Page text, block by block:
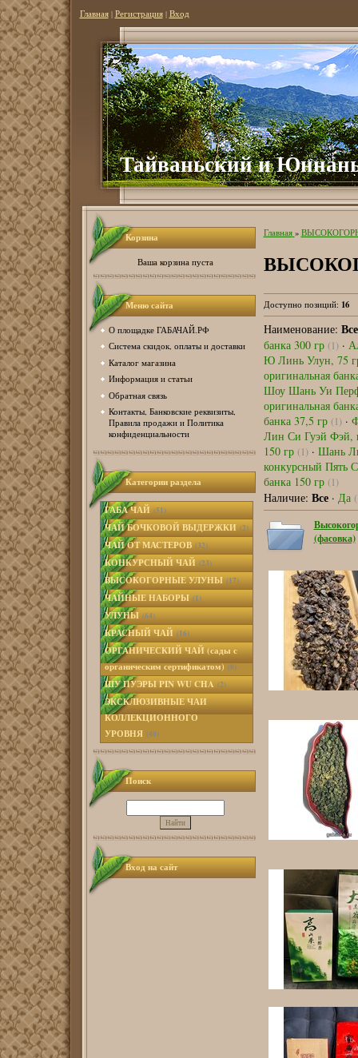
Главная| Регистрация| Вход
Тайваньский и
Корзина
Ваша корзина пуста
Меню сайта
О площадке ГАБАЧАЙ.РФ
Система скидок, оплаты и доставки
Каталог магазина
Информация и статьи
Обратная связь
Контакты, Банковские реквизиты,
Правила продажи и Политика
конфиденциальности
Категории раздела
ГАБА ЧАЙ(51)
ЧАЙ БОЧКОВОЙ ВЫДЕРЖКИ(2)
ЧАЙ ОТ МАСТЕРОВ(32)
КОНКУРСНЫЙ ЧАЙ(23)
ВЫСОКОГОРНЫЕ УЛУНЫ(17)
ЧАЙНЫЕ НАБОРЫ(1)
УЛУНЫ(64)
КРАСНЫЙ ЧАЙ(16)
ОРГАНИЧЕСКИЙ ЧАЙ (сады с
органическим сертификатом)(8)
ШУ ПУЭРЫ PIN WU CHA(2)
ЭКСКЛЮЗИВНЫЕ ЧАИ
КОЛЛЕКЦИОННОГО
УРОВНЯ (40)
Поиск
Вход на сайт
Главная »
Доступно позиций: 16
Наименование: Все
банка 300 гр (1)·
Ю Линь Улун, 75
оригинальная
Шоу Шань Уи
оригинальная
банка 37,5 гр (1)·
Лин Си Гуэй Фэй,
150 гр (1)· Шань
конкурсный Пять
банка 150 гр (1)
Наличие: Все· Да
(фасовка)